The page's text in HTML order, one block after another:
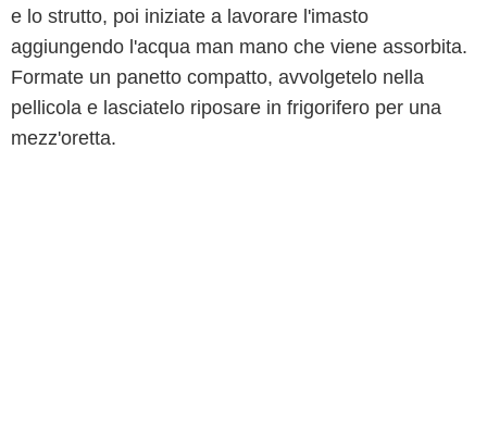
e lo strutto, poi iniziate a lavorare l'imasto
aggiungendo l'acqua man mano che viene assorbita.
Formate un panetto compatto, avvolgetelo nella
pellicola e lasciatelo riposare in frigorifero per una
mezz'oretta.